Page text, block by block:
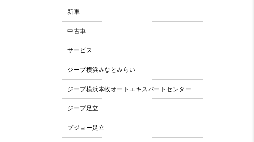
新車
中古車
サービス
ジープ横浜みなとみらい
ジープ横浜本牧オートエキスパートセンター
ジープ足立
プジョー足立